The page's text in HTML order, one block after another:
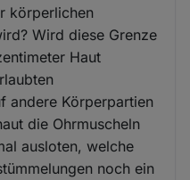
körperlichen
Wird diese Grenze
Haut
andere Körperpartien
die Ohrmuscheln
ausloten, welche
noch ein